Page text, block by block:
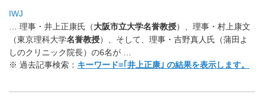
IWJ
… 理事・井上正康氏（大阪市立大学名誉教授）、理事・村上康文
（東京理科大学名誉教授）、そして、理事・吉野真人氏（蒲田よ
しのクリニック院長）の6名が …
※ 過去記事検索： キーワード=｢井上正康｣ の結果を表示します。